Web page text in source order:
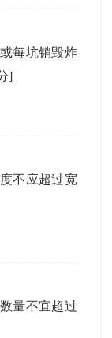
每坑销毁炸
]
不应超过宽
量不宜超过